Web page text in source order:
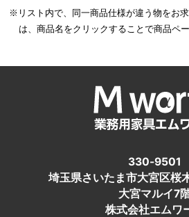
※リスト内で、同一商品仕様が違う物をお
は、商品名をクリックすることで商品ペ
330-9501
埼玉県さいたま市大宮区桜
大宮マルイ7
株式会社エムワ